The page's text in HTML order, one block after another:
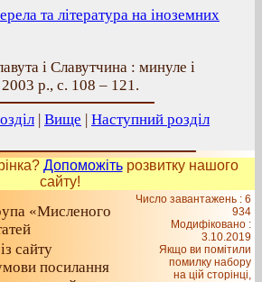
та література на іноземних
і Славутчина : минуле і
р., с. 108 – 121.
| Вище | Наступний розділ
Допоможітьрозвитку нашого
сайту!
«Мисленого
сайту
посилання
Число завантажень : 6
934
Модифіковано :
3.10.2019
Якщо ви помітили
помилку набору
на цiй сторiнцi,